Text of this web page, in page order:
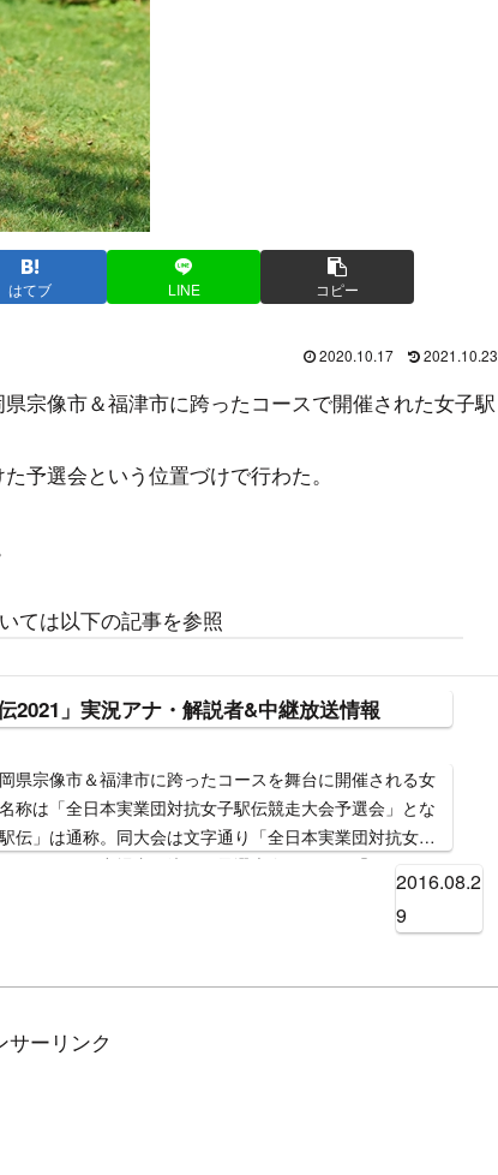
はてブ LINE コピー
2020.10.17 2021.10.23
宗像市＆福津市に跨ったコースで開催された女子駅
予選会という位置づけで行わた。
ては以下の記事を参照
2021」実況アナ・解説者&中継放送情報
県宗像市＆福津市に跨ったコースを舞台に開催される女
称は「全日本実業団対抗女子駅伝競走大会予選会」とな
伝」は通称。同大会は文字通り「全日本実業団対抗女子
伝）」への出場者を決める予選大会である。「クイーン
なので「プリンセス（姫）駅伝」という通称になっただ
くない。それ以前に行われていた「実業団女子駅伝 西日
戦「クイーンズ駅伝」への出場権を手にすることできる
列の地上波全国ネットが開始されている。（※クイーンズ
2016.08.2
9
サーリンク